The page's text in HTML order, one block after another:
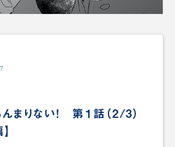
まりない！ 第１話（2/3）